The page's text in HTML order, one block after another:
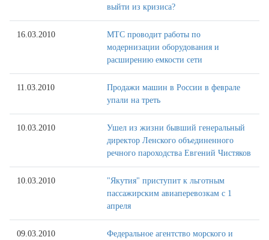
выйти из кризиса?
16.03.2010
МТС проводит работы по
модернизации оборудования и
расширению емкости сети
11.03.2010
Продажи машин в России в феврале
упали на треть
10.03.2010
Ушел из жизни бывший генеральный
директор Ленского объединенного
речного пароходства Евгений Чистяков
10.03.2010
"Якутия" приступит к льготным
пассажирским авиаперевозкам с 1
апреля
09.03.2010
Федеральное агентство морского и